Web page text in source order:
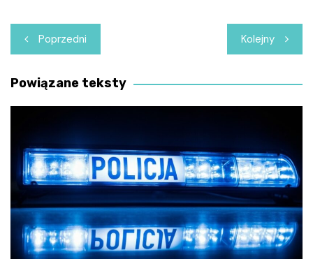
Nawigacja
wpisu
Poprzedni Kolejny
Powiązane teksty